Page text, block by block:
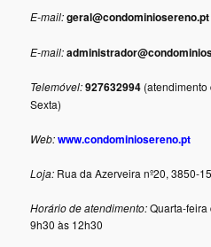
E-mail:geral@condominiosereno.pt
E-mail:
Telemóvel:927632994
Sexta)
Web:www.condominiosereno.pt
Loja: Rua da Azerveira nº20, 3850-
Horário de atendimento:Quarta-
9h30 às 12h30